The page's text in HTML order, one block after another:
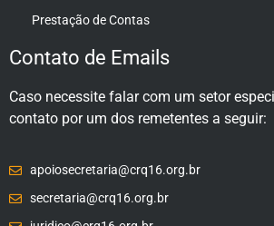
Prestação de Contas
Contato de Emails
Caso necessite falar com um setor
contato por um dos remetentes a seguir:
apoiosecretaria@crq16.org.br
secretaria@crq16.org.br